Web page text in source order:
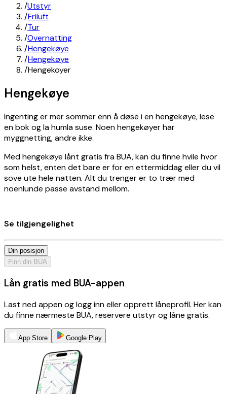
/Utstyr
/Friluft
/Tur
/Overnatting
/Hengekøye
/Hengekøye
/Hengekoyer
Hengekøye
Ingenting er mer sommer enn å døse i en hengekøye, lese
en bok og la humla suse. Noen hengekøyer har
myggnetting, andre ikke.
Med hengekøye lånt gratis fra BUA, kan du finne hvile hvor
som helst, enten det bare er for en ettermiddag eller du vil
sove ute hele natten. Alt du trenger er to trær med
noenlunde passe avstand mellom.
Se tilgjengelighet
Din posisjon
Finn din BUA
Lån gratis med BUA-appen
Last ned appen og logg inn eller opprett låneprofil. Her kan
du finne nærmeste BUA, reservere utstyr og låne gratis.
App Store Google Play